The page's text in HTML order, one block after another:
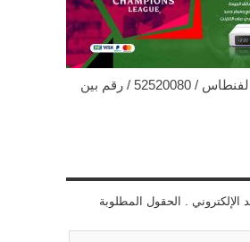
بي ان سبورت الفنطاس / 52520080 / رقم بين
الإلكتروني . الحقول المطلوبة